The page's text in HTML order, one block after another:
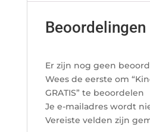
Beoordelingen
Er zijn nog geen
Wees de eerste om
GRATIS” te beoordelen
Je e-mailadres wordt
Vereiste velden zijn